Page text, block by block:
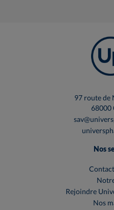
97 route de
68000
Nos
Rejoindre
Nos